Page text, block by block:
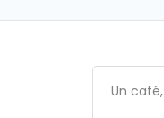
Un